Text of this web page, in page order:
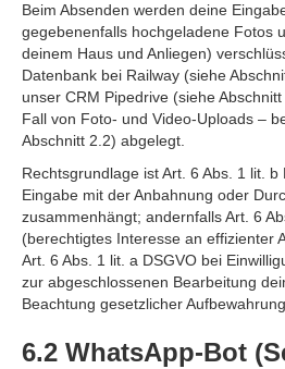
Beim Absenden werden deine
gegebenenfalls hochgeladene Fotos
deinem Haus und Anliegen)
Datenbank bei Railway (siehe
unser CRM Pipedrive (siehe
Fall von Foto- und Video-Uploads –
Abschnitt 2.2) abgelegt.
Rechtsgrundlage ist Art. 6 Abs. 1 lit.
Eingabe mit der Anbahnung oder
zusammenhängt; andernfalls Art. 6
(berechtigtes Interesse an effizienter
Art. 6 Abs. 1 lit. a DSGVO bei
zur abgeschlossenen Bearbeitung
Beachtung gesetzlicher
6.2 WhatsApp-Bot